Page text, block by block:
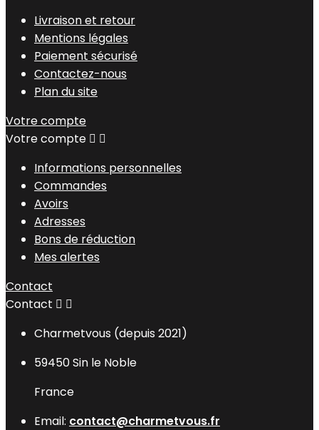
Livraison et retour
Mentions légales
Paiement sécurisé
Contactez-nous
Plan du site
Votre compte
Votre compte  
Informations personnelles
Commandes
Avoirs
Adresses
Bons de réduction
Mes alertes
Contact
Contact  
Charmetvous (depuis 2021)
59450 Sin le Noble
France
Email: contact@charmetvous.fr